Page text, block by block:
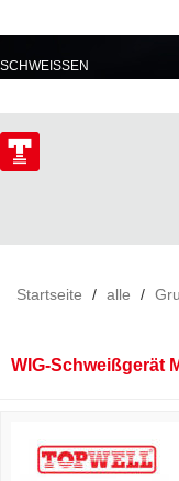
SCHWEISSEN
Startseite / alle /
WIG-Schweißgerät